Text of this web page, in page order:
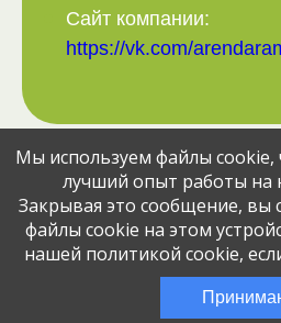
Сайт компании:
https://vk.com/
Поделитесь вакансией с друзьями:
© Jobcart, 2023
Эта вакансия размещена1 месяц
Мы используем файлы cookie,
лучший опыт работы на
Закрывая это сообщение, вы
файлы cookie на этом
нашей политикой cookie,